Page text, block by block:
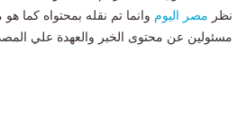
نظر مصر اليوم وانما تم نقله بمحتواه كما
مسئولين عن محتوى الخبر والعهدة علي